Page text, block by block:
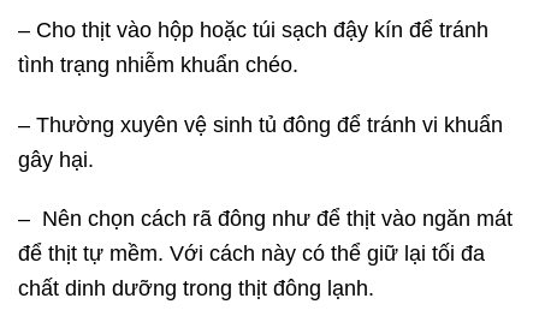
– Cho thịt vào hộp hoặc túi sạch đậy kín để tránh
tình trạng nhiễm khuẩn chéo.
– Thường xuyên vệ sinh tủ đông để tránh vi khuẩn
gây hại.
– Nên chọn cách rã đông như để thịt vào ngăn mát
để thịt tự mềm. Với cách này có thể giữ lại tối đa
chất dinh dưỡng trong thịt đông lạnh.